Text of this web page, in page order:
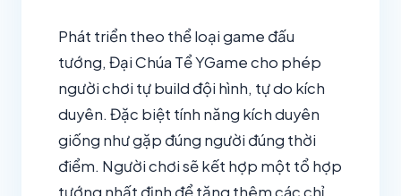
Phát triển theo thể loại game đấu
tướng, Đại Chúa Tể YGame cho phép
người chơi tự build đội hình, tự do kích
duyên. Đặc biệt tính năng kích duyên
giống như gặp đúng người đúng thời
điểm. Người chơi sẽ kết hợp một tổ hợp
tướng nhất định để tăng thêm các chỉ